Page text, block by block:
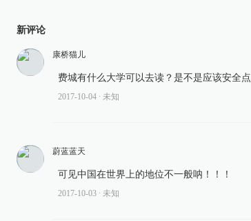
新评论
康桥猫儿
费城有什么大学可以去读？是不是应该安全点
2017-10-04 ∙ 未知
蔚蓝蓝天
可见中国在世界上的地位不一般呐！！！
2017-10-03 ∙ 未知